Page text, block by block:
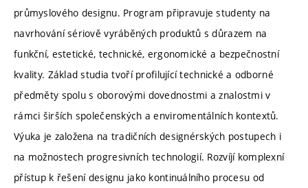
průmyslového designu. Program připravuje studenty na
navrhování sériově vyráběných produktů s důrazem na
funkční, estetické, technické, ergonomické a bezpečnostní
kvality. Základ studia tvoří profilující technické a odborné
předměty spolu s oborovými dovednostmi a znalostmi v
rámci širších společenských a enviromentálních kontextů.
Výuka je založena na tradičních designérských postupech i
na možnostech progresivních technologií. Rozvíjí komplexní
přístup k řešení designu jako kontinuálního procesu od